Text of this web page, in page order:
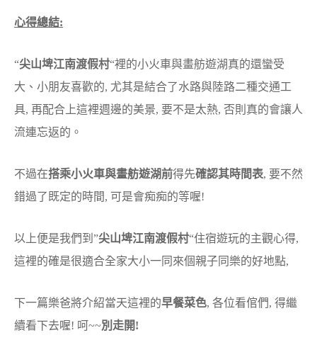
心得總結:
“尖山埤江南渡假村“裡的小火車與畫舫遊湖真的還蠻受
大、小朋友喜歡的, 尤其是結合了水路與陸路二種交通工
具, 再配合上這裡週邊的美景, 要不是太熱, 否則真的會讓人
流連忘返的。
不過在搭乘小火車與畫舫遊湖前得先確認其時間表, 要不然
錯過了既定的時間, 可是會痴痴的等喔!
以上便是我們到”尖山埤江南渡假村“住宿遊玩的主觀心得,
這裡的確是很適合全家大小一同來個親子同樂的好地點,
下一篇樂爸將介紹當天這裡的早餐菜色, 各位看倌們, 得繼
續看下去喔! 呵~~別走開!